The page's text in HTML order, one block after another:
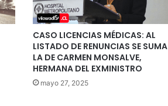
CASO LICENCIAS MÉDICAS: AL
LISTADO DE RENUNCIAS SE SUMA
LA DE CARMEN MONSALVE,
HERMANA DEL EXMINISTRO
mayo 27, 2025